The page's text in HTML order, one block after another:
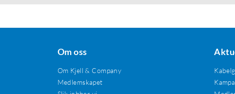
Om oss
Om Kjell & Company
Medlemskapet